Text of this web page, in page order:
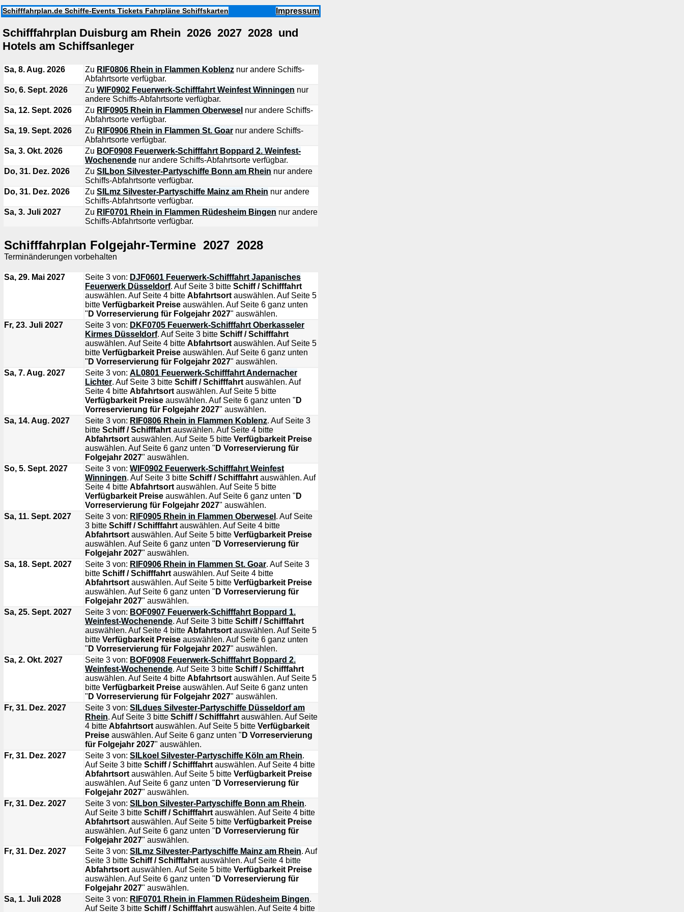
Schifffahrplan.de Schiffe-Events Tickets Fahrpläne Schiffskarten Impressum
Schifffahrplan Duisburg am Rhein 2026 2027 2028 und
Hotels am Schiffsanleger
Sa, 8. Aug. 2026 Zu RIF0806 Rhein in Flammen Koblenz nur andere Schiffs-
Abfahrtsorte verfügbar.
So, 6. Sept. 2026
Zu WIF0902 Feuerwerk-Schifffahrt Weinfest Winningen nur
andere Schiffs-Abfahrtsorte verfügbar.
Sa, 12. Sept. 2026
Zu RIF0905 Rhein in Flammen Oberwesel nur andere Schiffs-
Abfahrtsorte verfügbar.
Sa, 19. Sept. 2026
Zu RIF0906 Rhein in Flammen St. Goar nur andere Schiffs-
Abfahrtsorte verfügbar.
Sa, 3. Okt. 2026
Zu BOF0908 Feuerwerk-Schifffahrt Boppard 2. Weinfest-
Wochenende nur andere Schiffs-Abfahrtsorte verfügbar.
Do, 31. Dez. 2026
Zu SILbon Silvester-Partyschiffe Bonn am Rhein nur andere
Schiffs-Abfahrtsorte verfügbar.
Do, 31. Dez. 2026
Zu SILmz Silvester-Partyschiffe Mainz am Rhein nur andere
Schiffs-Abfahrtsorte verfügbar.
Sa, 3. Juli 2027
Zu RIF0701 Rhein in Flammen Rüdesheim Bingen nur andere
Schiffs-Abfahrtsorte verfügbar.
Schifffahrplan Folgejahr-Termine 2027 2028
Terminänderungen vorbehalten
Sa, 29. Mai 2027 Seite 3 von: DJF0601 Feuerwerk-Schifffahrt Japanisches
Feuerwerk Düsseldorf. Auf Seite 3 bitte Schiff / Schifffahrt
auswählen. Auf Seite 4 bitte Abfahrtsort auswählen. Auf Seite 5
bitte Verfügbarkeit Preise auswählen. Auf Seite 6 ganz unten
" D Vorreservierung für Folgejahr 2027" auswählen.
Fr, 23. Juli 2027
Seite 3 von: DKF0705 Feuerwerk-Schifffahrt Oberkasseler
Kirmes Düsseldorf. Auf Seite 3 bitte Schiff / Schifffahrt
auswählen. Auf Seite 4 bitte Abfahrtsort auswählen. Auf Seite 5
bitte Verfügbarkeit Preise auswählen. Auf Seite 6 ganz unten
" D Vorreservierung für Folgejahr 2027" auswählen.
Sa, 7. Aug. 2027
Seite 3 von: AL0801 Feuerwerk-Schifffahrt Andernacher
Lichter. Auf Seite 3 bitte Schiff / Schifffahrt auswählen. Auf
Seite 4 bitte Abfahrtsort auswählen. Auf Seite 5 bitte
Verfügbarkeit Preise auswählen. Auf Seite 6 ganz unten " D
Vorreservierung für Folgejahr 2027" auswählen.
Sa, 14. Aug. 2027
Seite 3 von: RIF0806 Rhein in Flammen Koblenz. Auf Seite 3
bitte Schiff / Schifffahrt auswählen. Auf Seite 4 bitte
Abfahrtsort auswählen. Auf Seite 5 bitte Verfügbarkeit Preise
auswählen. Auf Seite 6 ganz unten " D Vorreservierung für
Folgejahr 2027" auswählen.
So, 5. Sept. 2027
Seite 3 von: WIF0902 Feuerwerk-Schifffahrt Weinfest
Winningen. Auf Seite 3 bitte Schiff / Schifffahrt auswählen. Auf
Seite 4 bitte Abfahrtsort auswählen. Auf Seite 5 bitte
Verfügbarkeit Preise auswählen. Auf Seite 6 ganz unten " D
Vorreservierung für Folgejahr 2027" auswählen.
Sa, 11. Sept. 2027
Seite 3 von: RIF0905 Rhein in Flammen Oberwesel . Auf Seite
3 bitte Schiff / Schifffahrt auswählen. Auf Seite 4 bitte
Abfahrtsort auswählen. Auf Seite 5 bitte Verfügbarkeit Preise
auswählen. Auf Seite 6 ganz unten " D Vorreservierung für
Folgejahr 2027" auswählen.
Sa, 18. Sept. 2027
Seite 3 von: RIF0906 Rhein in Flammen St. Goar. Auf Seite 3
bitte Schiff / Schifffahrt auswählen. Auf Seite 4 bitte
Abfahrtsort auswählen. Auf Seite 5 bitte Verfügbarkeit Preise
auswählen. Auf Seite 6 ganz unten " D Vorreservierung für
Folgejahr 2027" auswählen.
Sa, 25. Sept. 2027
Seite 3 von: BOF0907 Feuerwerk-Schifffahrt Boppard 1.
Weinfest-Wochenende. Auf Seite 3 bitte Schiff / Schifffahrt
auswählen. Auf Seite 4 bitte Abfahrtsort auswählen. Auf Seite 5
bitte Verfügbarkeit Preise auswählen. Auf Seite 6 ganz unten
" D Vorreservierung für Folgejahr 2027" auswählen.
Sa, 2. Okt. 2027
Seite 3 von: BOF0908 Feuerwerk-Schifffahrt Boppard 2.
Weinfest-Wochenende. Auf Seite 3 bitte Schiff / Schifffahrt
auswählen. Auf Seite 4 bitte Abfahrtsort auswählen. Auf Seite 5
bitte Verfügbarkeit Preise auswählen. Auf Seite 6 ganz unten
" D Vorreservierung für Folgejahr 2027" auswählen.
Fr, 31. Dez. 2027
Seite 3 von: SILdues Silvester-Partyschiffe Düsseldorf am
Rhein. Auf Seite 3 bitte Schiff / Schifffahrt auswählen. Auf Seite
4 bitte Abfahrtsort auswählen. Auf Seite 5 bitte Verfügbarkeit
Preise auswählen. Auf Seite 6 ganz unten " D Vorreservierung
für Folgejahr 2027" auswählen.
Fr, 31. Dez. 2027
Seite 3 von: SILkoel Silvester-Partyschiffe Köln am Rhein.
Auf Seite 3 bitte Schiff / Schifffahrt auswählen. Auf Seite 4 bitte
Abfahrtsort auswählen. Auf Seite 5 bitte Verfügbarkeit Preise
auswählen. Auf Seite 6 ganz unten " D Vorreservierung für
Folgejahr 2027" auswählen.
Fr, 31. Dez. 2027
Seite 3 von: SILbon Silvester-Partyschiffe Bonn am Rhein.
Auf Seite 3 bitte Schiff / Schifffahrt auswählen. Auf Seite 4 bitte
Abfahrtsort auswählen. Auf Seite 5 bitte Verfügbarkeit Preise
auswählen. Auf Seite 6 ganz unten " D Vorreservierung für
Folgejahr 2027" auswählen.
Fr, 31. Dez. 2027
Seite 3 von: SILmz Silvester-Partyschiffe Mainz am Rhein. Auf
Seite 3 bitte Schiff / Schifffahrt auswählen. Auf Seite 4 bitte
Abfahrtsort auswählen. Auf Seite 5 bitte Verfügbarkeit Preise
auswählen. Auf Seite 6 ganz unten " D Vorreservierung für
Folgejahr 2027" auswählen.
Sa, 1. Juli 2028
Seite 3 von: RIF0701 Rhein in Flammen Rüdesheim Bingen.
Auf Seite 3 bitte Schiff / Schifffahrt auswählen. Auf Seite 4 bitte